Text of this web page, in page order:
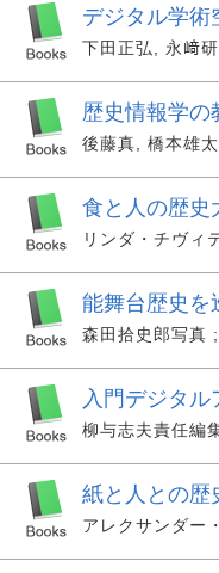
デジタル学術
下田正弘, 永﨑
歴史情報学の
後藤真, 橋本雄
食と人の歴史
リンダ・チヴィ
能舞台歴史を
森田拾史郎写真
入門デジタ
柳与志夫責任編
紙と人との歴
アレクサンダー